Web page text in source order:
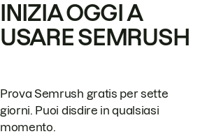
INIZIA OGGI A
USARE SEMRUSH
Prova Semrush gratis per sette
giorni. Puoi disdire in qualsiasi
momento.